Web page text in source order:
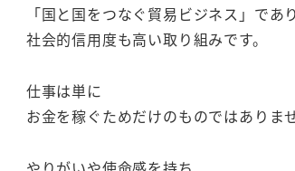
「国と国をつなぐ貿易ビジネス」であり
社会的信用度も高い取り組みです。
仕事は単に
お金を稼ぐためだけのものではありま